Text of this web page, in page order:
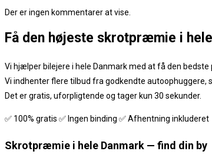
Der er ingen kommentarer at vise.
Få den højeste skrotpræmie i
Vi hjælper bilejere i hele Danmark med at få den bedste
Vi indhenter flere tilbud fra godkendte autoophuggere,
Det er gratis, uforpligtende og tager kun 30 sekunder.
✅ 100% gratis ✅ Ingen binding ✅ Afhentning inkluderet
Skrotpræmie i hele Danmark — find din by